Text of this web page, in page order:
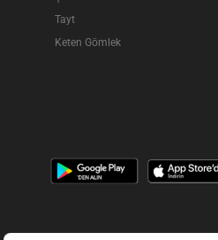
Tayt
Keten Gömlek